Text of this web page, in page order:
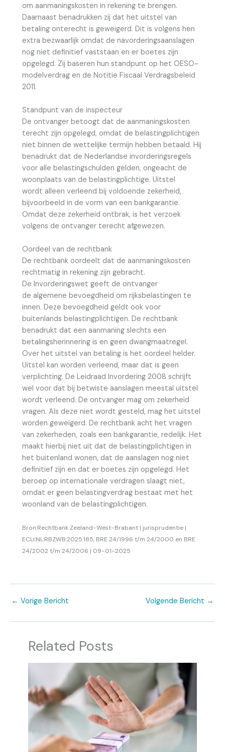
om aanmaningskosten in rekening te brengen.
Daarnaast benadrukken zij dat het uitstel van
betaling onterecht is geweigerd. Dit is volgens hen
extra bezwaarlijk omdat de navorderingsaanslagen
nog niet definitief vaststaan en er boetes zijn
opgelegd. Zij baseren hun standpunt op het OESO-
modelverdrag en de Notitie Fiscaal Verdragsbeleid
2011.
Standpunt van de inspecteur
De ontvanger betoogt dat de aanmaningskosten
terecht zijn opgelegd, omdat de belastingplichtigen
niet binnen de wettelijke termijn hebben betaald. Hij
benadrukt dat de Nederlandse invorderingsregels
voor alle belastingschulden gelden, ongeacht de
woonplaats van de belastingplichtige. Uitstel
wordt alleen verleend bij voldoende zekerheid,
bijvoorbeeld in de vorm van een bankgarantie.
Omdat deze zekerheid ontbrak, is het verzoek
volgens de ontvanger terecht afgewezen.
Oordeel van de rechtbank
De rechtbank oordeelt dat de aanmaningskosten
rechtmatig in rekening zijn gebracht.
De Invorderingswet geeft de ontvanger
de algemene bevoegdheid om rijksbelastingen te
innen. Deze bevoegdheid geldt ook voor
buitenlands belastingplichtigen. De rechtbank
benadrukt dat een aanmaning slechts een
betalingsherinnering is en geen dwangmaatregel.
Over het uitstel van betaling is het oordeel helder.
Uitstel kan worden verleend, maar dat is geen
verplichting. De Leidraad Invordering 2008 schrijft
wel voor dat bij betwiste aanslagen meestal uitstel
wordt verleend. De ontvanger mag om zekerheid
vragen. Als deze niet wordt gesteld, mag het uitstel
worden geweigerd. De rechtbank acht het vragen
van zekerheden, zoals een bankgarantie, redelijk. Het
maakt hierbij niet uit dat de belastingplichtigen in
het buitenland wonen, dat de aanslagen nog niet
definitief zijn en dat er boetes zijn opgelegd. Het
beroep op internationale verdragen slaagt niet,
omdat er geen belastingverdrag bestaat met het
woonland van de belastingplichtigen.
Bron:Rechtbank Zeeland-West-Brabant | jurisprudentie |
ECLI:NL:RBZWB:2025:185, BRE 24/1996 t/m 24/2000 en BRE
24/2002 t/m 24/2006 | 09-01-2025
← Vorige Bericht Volgende Bericht →
Related Posts